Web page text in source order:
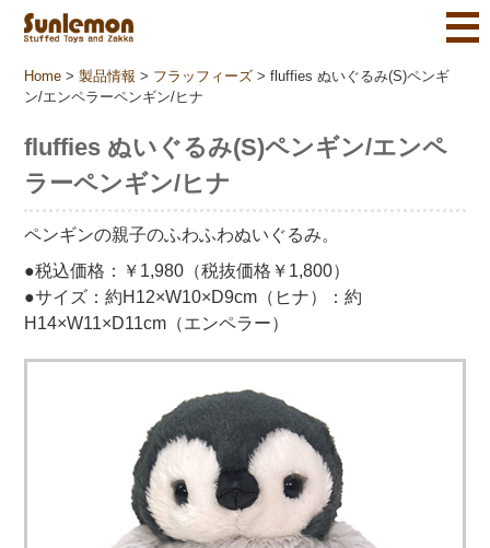
Home >製品情報 > フラッフィーズ >fluffies ぬいぐるみ(S)ペンギ
ン/エンペラーペンギン/ヒナ
fluffies ぬいぐるみ(S)ペンギン/エンペ
ラーペンギン/ヒナ
ペンギンの親子のふわふわぬいぐるみ。
●税込価格：￥1,980（税抜価格￥1,800）
●サイズ：約H12×W10×D9cm（ヒナ）：約
H14×W11×D11cm（エンペラー）